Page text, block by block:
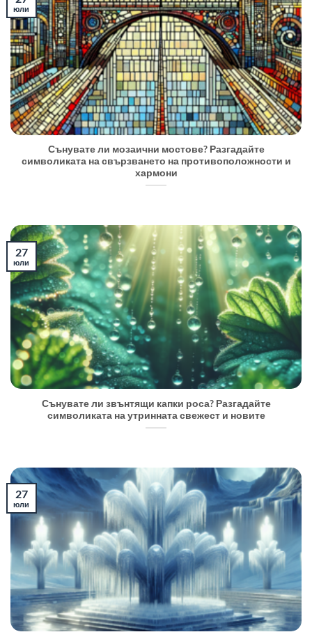
Сънувате ли мозаични мостове? Разгадайте
символиката на свързването на противоположности и
хармони
юли
Сънувате ли звънтящи капки роса? Разгадайте
символиката на утринната свежест и новите
27
юли
27
юли